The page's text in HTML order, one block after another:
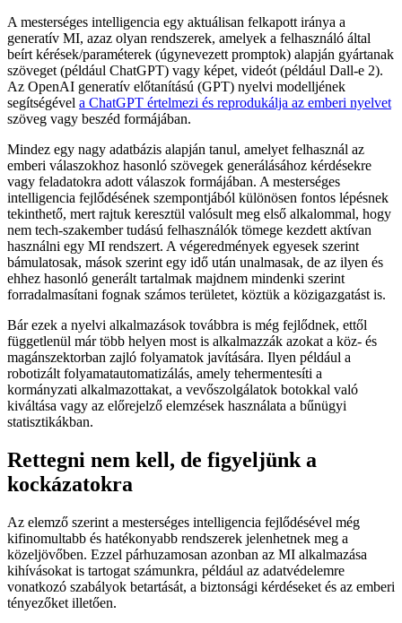
A mesterséges intelligencia egy aktuálisan felkapott iránya a
generatív MI, azaz olyan rendszerek, amelyek a felhasználó által
beírt kérések/paraméterek (úgynevezett promptok) alapján gyártanak
szöveget (például ChatGPT) vagy képet, videót (például Dall-e 2).
Az OpenAI generatív előtanítású (GPT) nyelvi modelljének
segítségével a ChatGPT értelmezi és reprodukálja az emberi nyelvet
szöveg vagy beszéd formájában.
Mindez egy nagy adatbázis alapján tanul, amelyet felhasznál az
emberi válaszokhoz hasonló szövegek generálásához kérdésekre
vagy feladatokra adott válaszok formájában. A mesterséges
intelligencia fejlődésének szempontjából különösen fontos lépésnek
tekinthető, mert rajtuk keresztül valósult meg első alkalommal, hogy
nem tech-szakember tudású felhasználók tömege kezdett aktívan
használni egy MI rendszert. A végeredmények egyesek szerint
bámulatosak, mások szerint egy idő után unalmasak, de az ilyen és
ehhez hasonló generált tartalmak majdnem mindenki szerint
forradalmasítani fognak számos területet, köztük a közigazgatást is.
Bár ezek a nyelvi alkalmazások továbbra is még fejlődnek, ettől
függetlenül már több helyen most is alkalmazzák azokat a köz- és
magánszektorban zajló folyamatok javítására. Ilyen például a
robotizált folyamatautomatizálás, amely tehermentesíti a
kormányzati alkalmazottakat, a vevőszolgálatok botokkal való
kiváltása vagy az előrejelző elemzések használata a bűnügyi
statisztikákban.
Rettegni nem kell, de figyeljünk a
kockázatokra
Az elemző szerint a mesterséges intelligencia fejlődésével még
kifinomultabb és hatékonyabb rendszerek jelenhetnek meg a
közeljövőben. Ezzel párhuzamosan azonban az MI alkalmazása
kihívásokat is tartogat számunkra, például az adatvédelemre
vonatkozó szabályok betartását, a biztonsági kérdéseket és az emberi
tényezőket illetően.